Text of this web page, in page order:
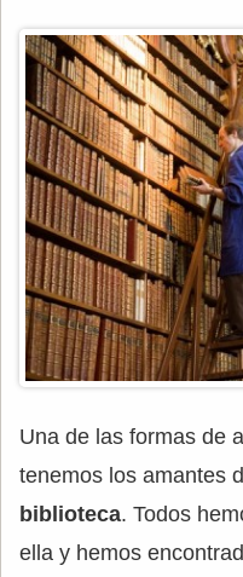
Una de las formas de
tenemos los amantes
biblioteca. Todos
ella y hemos